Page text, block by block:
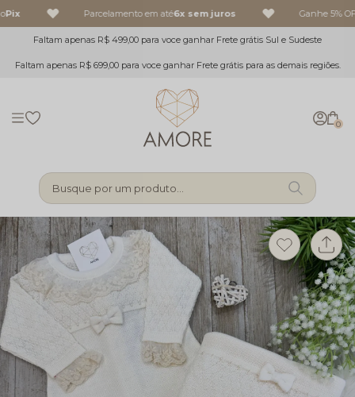
Pix Parcelamento em até6x sem juros Ganhe 5%
Faltam apenas R$ 499,00 para voce ganhar Frete grátis Sul e Sudeste
Faltam apenas R$ 699,00 para voce ganhar Frete grátis para as demais regiões.
0
Busque por um produto...